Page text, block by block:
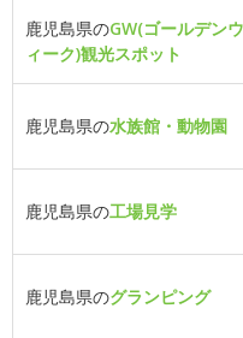
鹿児島県のGW(ゴールデンウ
ィーク)観光スポット
鹿児島県の水族館・動物園
鹿児島県の工場見学
鹿児島県のグランピング